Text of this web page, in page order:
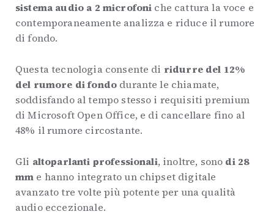
sistema audio a 2 microfoni che cattura la voce e
contemporaneamente analizza e riduce il rumore
di fondo.
Questa tecnologia consente di ridurre del 12%
del rumore di fondo durante le chiamate,
soddisfando al tempo stesso i requisiti premium
di Microsoft Open Office, e di cancellare fino al
48% il rumore circostante.
Gli altoparlanti professionali, inoltre, sono di 28
mm e hanno integrato un chipset digitale
avanzato tre volte più potente per una qualità
audio eccezionale.